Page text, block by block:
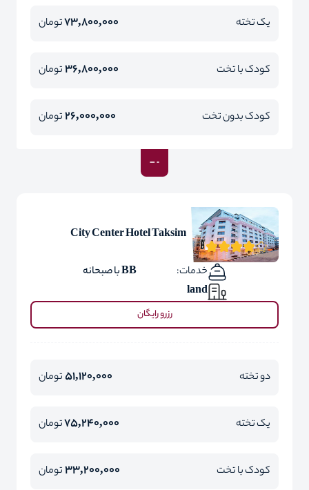
یک تخته 73,800,000تومان
کودک با تخت 36,800,000تومان
کودک بدون تخت 26,000,000تومان
City Center Hotel Taksim
خدمات:
BB با صبحانه
land
رزرو رایگان
دو تخته 51,120,000تومان
یک تخته 75,240,000تومان
کودک با تخت 33,200,000تومان